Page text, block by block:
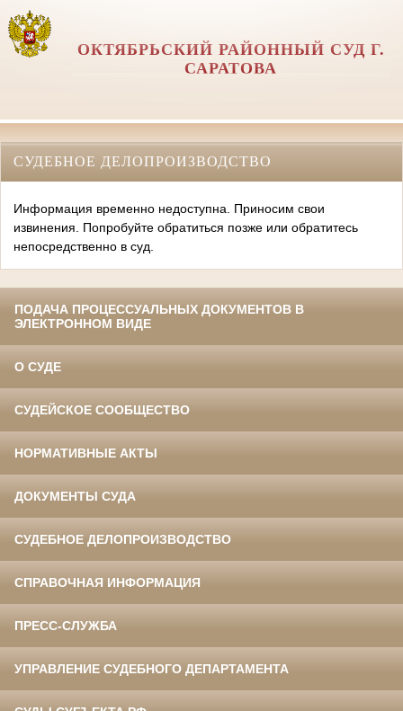
ОКТЯБРЬСКИЙ РАЙОННЫЙ СУД Г.
САРАТОВА
СУДЕБНОЕ ДЕЛОПРОИЗВОДСТВО
Информация временно недоступна. Приносим свои
извинения. Попробуйте обратиться позже или обратитесь
непосредственно в суд.
ПОДАЧА ПРОЦЕССУАЛЬНЫХ ДОКУМЕНТОВ В
ЭЛЕКТРОННОМ ВИДЕ
О СУДЕ
СУДЕЙСКОЕ СООБЩЕСТВО
НОРМАТИВНЫЕ АКТЫ
ДОКУМЕНТЫ СУДА
СУДЕБНОЕ ДЕЛОПРОИЗВОДСТВО
СПРАВОЧНАЯ ИНФОРМАЦИЯ
ПРЕСС-СЛУЖБА
УПРАВЛЕНИЕ СУДЕБНОГО ДЕПАРТАМЕНТА